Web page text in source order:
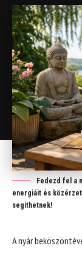
Fedezd fel a
energiáit és
segíthetnek!
A nyár